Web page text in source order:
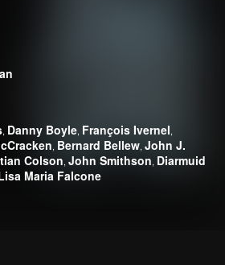
, Danny Boyle, François Ivernel,
, Bernard Bellew,John J.
Colson,John Smithson, Diarmuid
Maria Falcone